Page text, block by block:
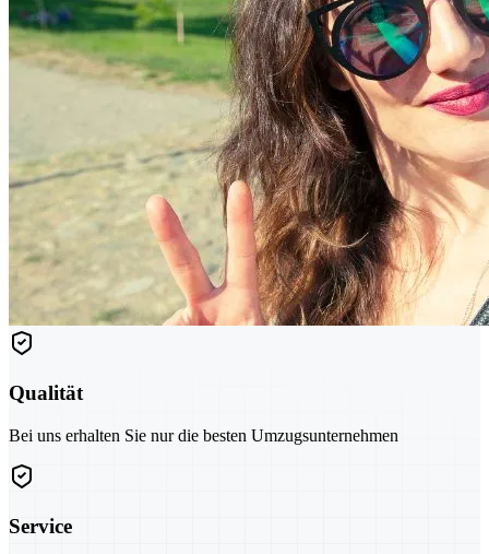
Qualität
Bei uns erhalten Sie nur die besten Umzugsunternehmen
Service